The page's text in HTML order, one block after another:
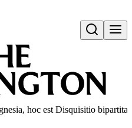
Open search
hoc est Disquisitio